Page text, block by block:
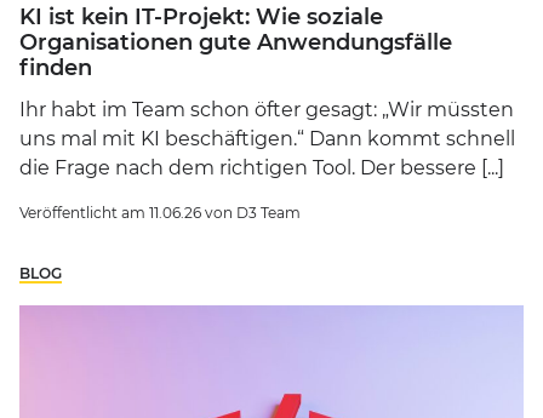
KI ist kein IT-Projekt: Wie soziale
Organisationen gute Anwendungsfälle
finden
Ihr habt im Team schon öfter gesagt: „Wir müssten
uns mal mit KI beschäftigen.“ Dann kommt schnell
die Frage nach dem richtigen Tool. Der bessere [...]
Veröffentlicht am 11.06.26 von D3 Team
BLOG